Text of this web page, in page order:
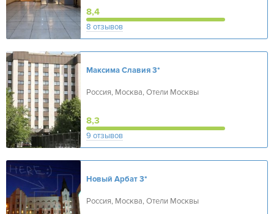
8,4
8 отзывов
Максима Славия3*
Россия, Москва, Отели Москвы
8,3
9 отзывов
Новый Арбат3*
Россия, Москва, Отели Москвы